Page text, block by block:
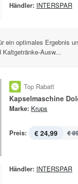
Händler: INTERSPAR
ein optimales Ergebnis
Ausw...
Top Rabatt
Marke: Krups
Preis: € 24,99 €
Händler: INTERSPAR